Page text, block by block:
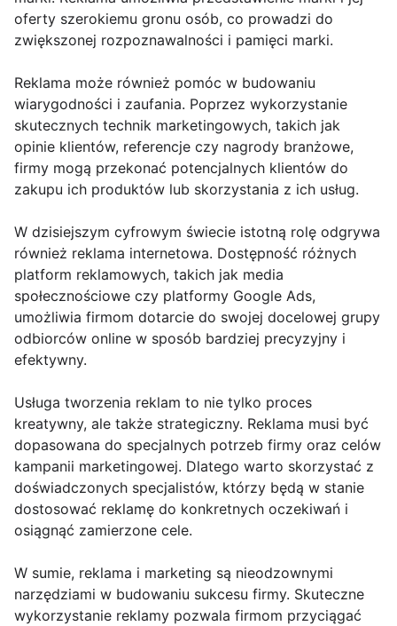
oferty szerokiemu gronu osób, co prowadzi do
zwiększonej rozpoznawalności i pamięci marki.
Reklama może również pomóc w budowaniu
wiarygodności i zaufania. Poprzez wykorzystanie
skutecznych technik marketingowych, takich jak
opinie klientów, referencje czy nagrody branżowe,
firmy mogą przekonać potencjalnych klientów do
zakupu ich produktów lub skorzystania z ich usług.
W dzisiejszym cyfrowym świecie istotną rolę odgrywa
również reklama internetowa. Dostępność różnych
platform reklamowych, takich jak media
społecznościowe czy platformy Google Ads,
umożliwia firmom dotarcie do swojej docelowej grupy
odbiorców online w sposób bardziej precyzyjny i
efektywny.
Usługa tworzenia reklam to nie tylko proces
kreatywny, ale także strategiczny. Reklama musi być
dopasowana do specjalnych potrzeb firmy oraz celów
kampanii marketingowej. Dlatego warto skorzystać z
doświadczonych specjalistów, którzy będą w stanie
dostosować reklamę do konkretnych oczekiwań i
osiągnąć zamierzone cele.
W sumie, reklama i marketing są nieodzownymi
narzędziami w budowaniu sukcesu firmy. Skuteczne
wykorzystanie reklamy pozwala firmom przyciągać